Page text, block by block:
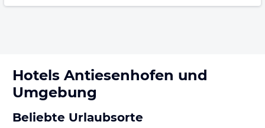
Hotels Antiesenhofen und
Umgebung
Beliebte Urlaubsorte